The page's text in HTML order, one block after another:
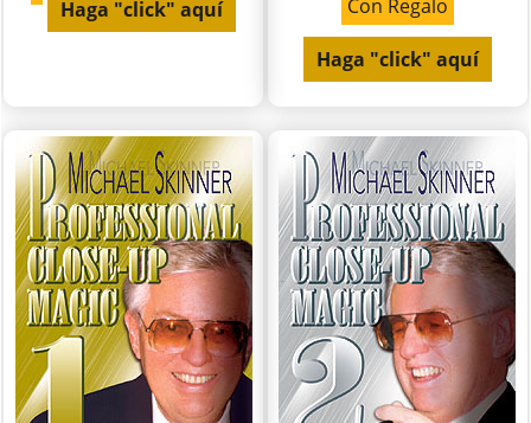
Haga "click" aquí Con Regalo
Haga "click" aquí